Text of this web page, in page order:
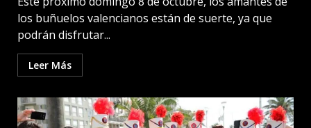
los buñuelos valencianos están de suerte, ya que
podrán disfrutar...
Leer Más